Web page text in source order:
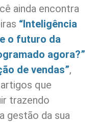
ainda encontra
“Inteligência
o futuro da
agora?”
de vendas”,
que
trazendo
gestão da sua